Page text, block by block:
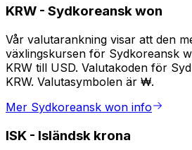
KRW - Sydkoreansk won
Vår valutarankning visar att den
växlingskursen för Sydkoreansk
KRW till USD. Valutakoden för
KRW. Valutasymbolen är ₩.
Mer Sydkoreansk won info
ISK - Isländsk krona